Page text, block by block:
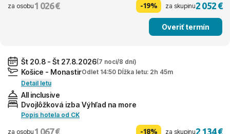
za osobu 1 026 € -19% za skupinu2 052 €
Overiť termín
Št 20.8 - Št 27.8.2026(7 nocí/8 dní)
Košice - MonastirOdlet 14:50 Dĺžka letu: 2h 45m
Detail letu
All inclusive
Dvojlôžková izba Výhľad na more
Popis hotela od CK
za osobu 1 067 € -18% za skupinu2 134 €